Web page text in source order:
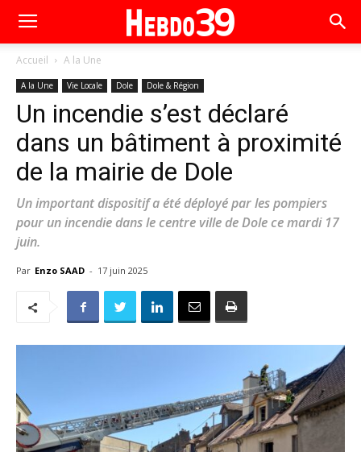
Accueil A la Une
A la Une Vie Locale Dole Dole & Région
Un incendie s’est déclaré
dans un bâtiment à proximité
de la mairie de Dole
Un important dispositif a été déployé par les pompiers
pour un incendie dans le centre ville de Dole ce mardi 17
juin.
Par Enzo SAAD - 17 juin 2025